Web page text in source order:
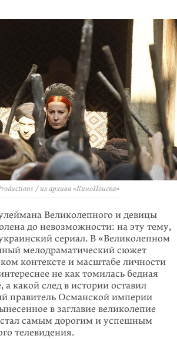
/ из архива «КиноПоиска»
Великолепного и девицы
до невозможности: на эту тему,
сериал. В «Вели­колепном
мелодраматический сюжет
контексте и масштабе личности
не как томилась бедная
какой след в истории оставил
правитель Османской империи
в заглавие великолепие
стал самым дорогим и успешным
телевидения.